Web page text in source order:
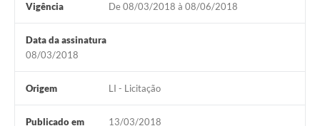
Acesso à Informação
Contato
Vigência De 08/03/2018 à 08/06/2018
Data da assinatura
08/03/2018
Origem LI - Licitação
Publicado em 13/03/2018